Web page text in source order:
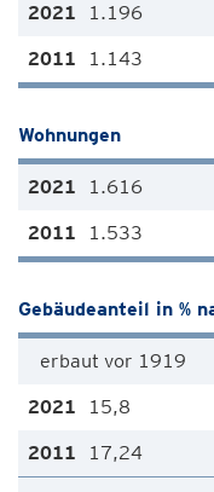
1.196
1.143
Wohnungen
1.616
1.533
Gebäudeanteil in %
erbaut vor 1919
15,8
17,24